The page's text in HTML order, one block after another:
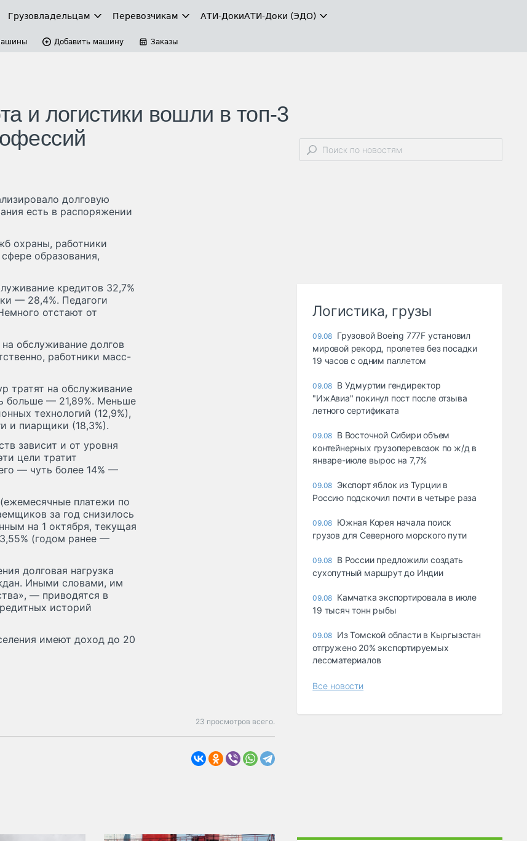
Грузовладельцам Перевозчикам АТИ-ДокиАТИ-Доки (ЭДО)
Добавить машину Заказы
и логистики вошли в топ-3
долговую
есть в распоряжении
охраны, работники
образования,
кредитов 32,7%
— 28,4%. Педагоги
отстают от
обслуживание долгов
работники масс-
тратят на обслуживание
больше — 21,89%. Меньше
технологий (12,9%),
и пиарщики (18,3%).
зависит и от уровня
цели тратит
— чуть более 14% —
платежи по
за год снизилось
на 1 октября, текущая
(годом ранее —
долговая нагрузка
Иными словами, им
— приводятся в
историй
имеют доход до 20
23 просмотров всего.
Логистика, грузы
09.08 Грузовой Boeing 777F установил
мировой рекорд, пролетев без посадки
19 часов с одним паллетом
09.08 В Удмуртии гендиректор
"ИжАвиа" покинул пост после отзыва
летного сертификата
09.08 В Восточной Сибири объем
контейнерных грузоперевозок по ж/д в
январе-июле вырос на 7,7%
09.08 Экспорт яблок из Турции в
Россию подскочил почти в четыре раза
09.08 Южная Корея начала поиск
грузов для Северного морского пути
09.08 В России предложили создать
сухопутный маршрут до Индии
09.08 Камчатка экспортировала в июле
19 тысяч тонн рыбы
09.08 Из Томской области в Кыргызстан
отгружено 20% экспортируемых
лесоматериалов
Все новости